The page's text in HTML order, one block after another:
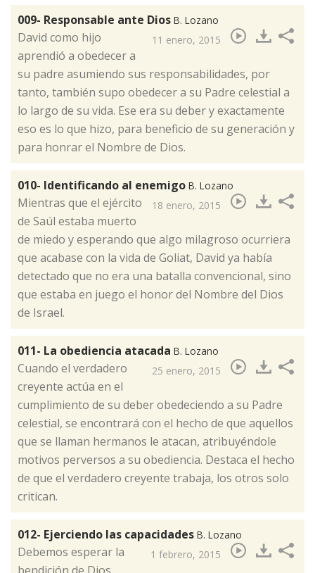
009- Responsable ante Dios B. Lozano
11 enero, 2015
​David como hijo
aprendió a obedecer a
su padre asumiendo sus responsabilidades, por
tanto, también supo obedecer a su Padre celestial a
lo largo de su vida. Ese era su deber y exactamente
eso es lo que hizo, para beneficio de su generación y
para honrar el Nombre de Dios.
010- Identificando al enemigo B. Lozano
18 enero, 2015
​Mientras que el ejército
de Saúl estaba muerto
de miedo y esperando que algo milagroso ocurriera
que acabase con la vida de Goliat, David ya había
detectado que no era una batalla convencional, sino
que estaba en juego el honor del Nombre del Dios
de Israel.
011- La obediencia atacada B. Lozano
25 enero, 2015
​Cuando el verdadero
creyente actúa en el
cumplimiento de su deber obedeciendo a su Padre
celestial, se encontrará con el hecho de que aquellos
que se llaman hermanos le atacan, atribuyéndole
motivos perversos a su obediencia. Destaca el hecho
de que el verdadero creyente trabaja, los otros solo
critican.
012- Ejerciendo las capacidades B. Lozano
1 febrero, 2015
Debemos esperar la